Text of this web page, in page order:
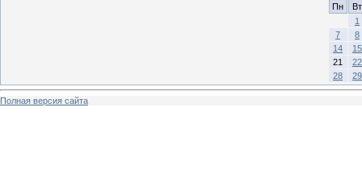
Пн
Вт
1
7
8
14
15
21
22
28
29
Полная версия сайта